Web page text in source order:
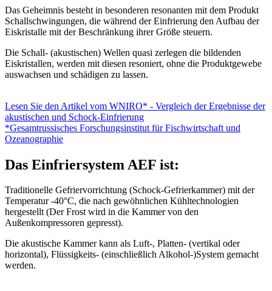
Das Geheimnis besteht in besonderen resonanten mit dem Produkt
Schallschwingungen, die während der Einfrierung den Aufbau der
Eiskristalle mit der Beschränkung ihrer Größe steuern.
Die Schall- (akustischen) Wellen quasi zerlegen die bildenden
Eiskristallen, werden mit diesen resoniert, ohne die Produktgewebe
auswachsen und schädigen zu lassen.
Lesen Sie den Artikel vom WNIRO* - Vergleich der Ergebnisse der
akustischen und Schock-Einfrierung
*Gesamtrussisches Forschungsinstitut für Fischwirtschaft und
Ozeanographie
Das Einfriersystem AEF ist:
Traditionelle Gefriervorrichtung (Schock-Gefrierkammer) mit der
Temperatur -40°С, die nach gewöhnlichen Kühltechnologien
hergestellt (Der Frost wird in die Kammer von den
Außenkompressoren gepresst).
Die akustische Kammer kann als Luft-, Platten- (vertikal oder
horizontal), Flüssigkeits- (einschließlich Alkohol-)System gemacht
werden.